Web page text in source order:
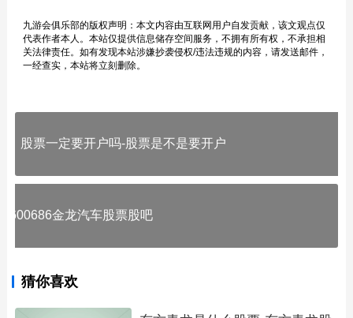
九游会俱乐部的版权声明：本文内容由互联网用户自发贡献，该文观点仅
代表作者本人。本站仅提供信息储存空间服务，不拥有所有权，不承担相
关法律责任。如有发现本站涉嫌抄袭侵权/违法违规的内容，请发送邮件，
一经查实，本站将立刻删除。
股票一定要开户吗-股票是不是要开户
600686金龙汽车股票股吧
猜你喜欢